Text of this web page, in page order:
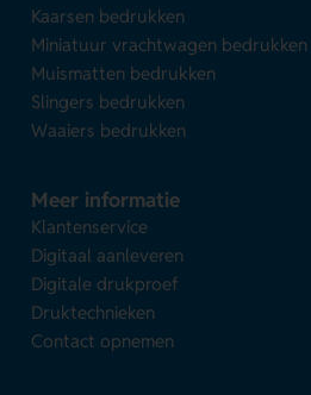
Kaarsen bedrukken
Miniatuur vrachtwagen bedrukken
Muismatten bedrukken
Slingers bedrukken
Waaiers bedrukken
Meer informatie
Klantenservice
Digitaal aanleveren
Digitale drukproef
Druktechnieken
Contact opnemen